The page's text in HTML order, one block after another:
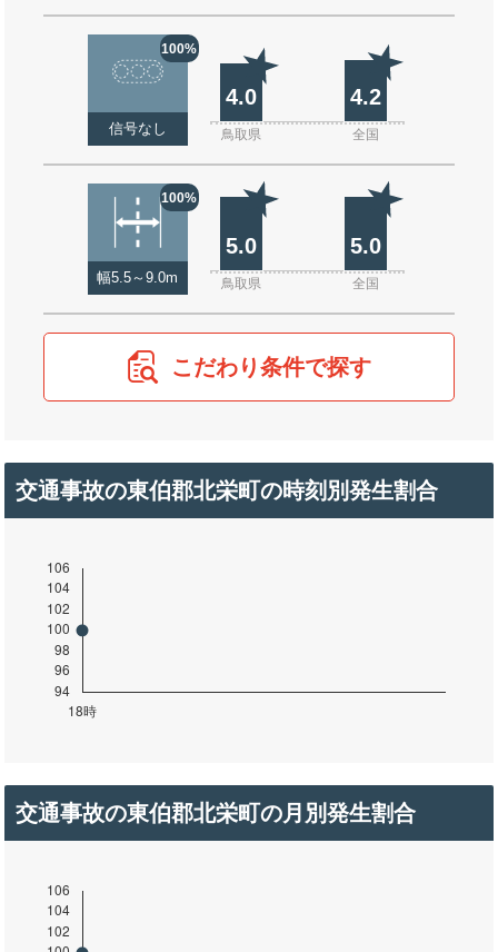
100%
信号なし
4.0 4.2
鳥取県 全国
100%
幅5.5～9.0m
5.0 5.0
鳥取県 全国
こだわり条件で探す
交通事故の東伯郡北栄町の時刻別発生割合
交通事故の東伯郡北栄町の月別発生割合